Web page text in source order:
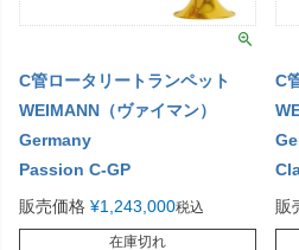
C管ロータリートランペット
WEIMANN（ヴァイマン）
Germany
Passion C-GP
販売価格 ¥1,243,000税込
在庫切れ
C
販